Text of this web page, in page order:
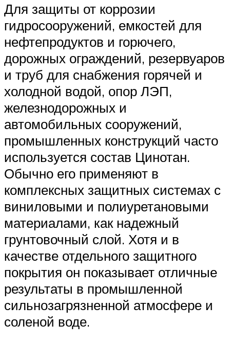
Для защиты от коррозии
гидросооружений, емкостей для
нефтепродуктов и горючего,
дорожных ограждений, резервуаров
и труб для снабжения горячей и
холодной водой, опор ЛЭП,
железнодорожных и
автомобильных сооружений,
промышленных конструкций часто
используется состав Цинотан.
Обычно его применяют в
комплексных защитных системах с
виниловыми и полиуретановыми
материалами, как надежный
грунтовочный слой. Хотя и в
качестве отдельного защитного
покрытия он показывает отличные
результаты в промышленной
сильнозагрязненной атмосфере и
соленой воде.